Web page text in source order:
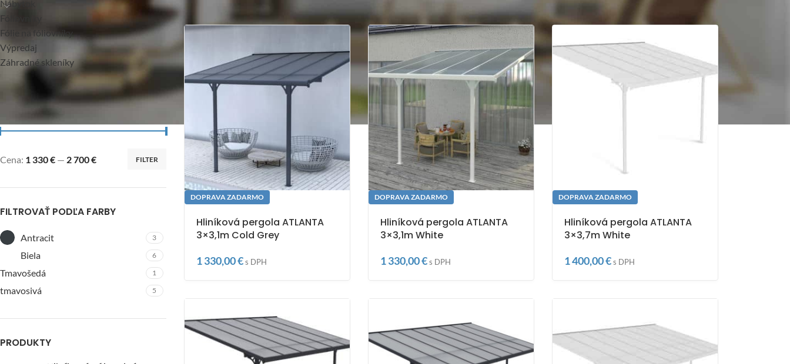
Nábytok
Fóliovníky
Fólie na fóliovníky
Výpredaj
Záhradné skleníky
FILTROVAŤ PODĽA CENY
FILTER
Cena: 1 330 € — 2 700 €
FILTROVAŤ PODĽA FARBY
Antracit 3
Biela 6
Tmavošedá 1
tmavosivá 5
PRODUKTY
DOPRAVA ZADARMO
Hliníková pergola ATLANTA
3×3,1m Cold Grey
1 330,00€s DPH
DOPRAVA ZADARMO
Hliníková pergola ATLANTA
3×3,1m White
1 330,00€s DPH
DOPRAVA ZADARMO
Hliníková pergola ATLANTA
3×3,7m White
1 400,00€s DPH